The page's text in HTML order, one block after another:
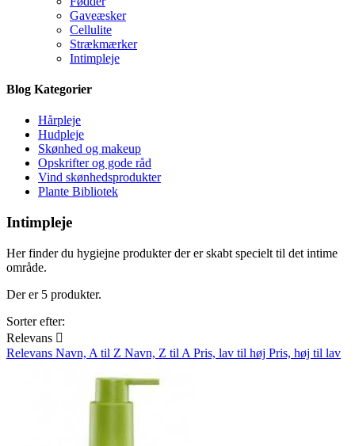
Gaveæsker
Cellulite
Strækmærker
Intimpleje
Blog Kategorier
Hårpleje
Hudpleje
Skønhed og makeup
Opskrifter og gode råd
Vind skønhedsprodukter
Plante Bibliotek
Intimpleje
Her finder du hygiejne produkter der er skabt specielt til det intime
område.
Der er 5 produkter.
Sorter efter:
Relevans 
Relevans Navn, A til Z Navn, Z til A Pris, lav til høj Pris, høj til lav